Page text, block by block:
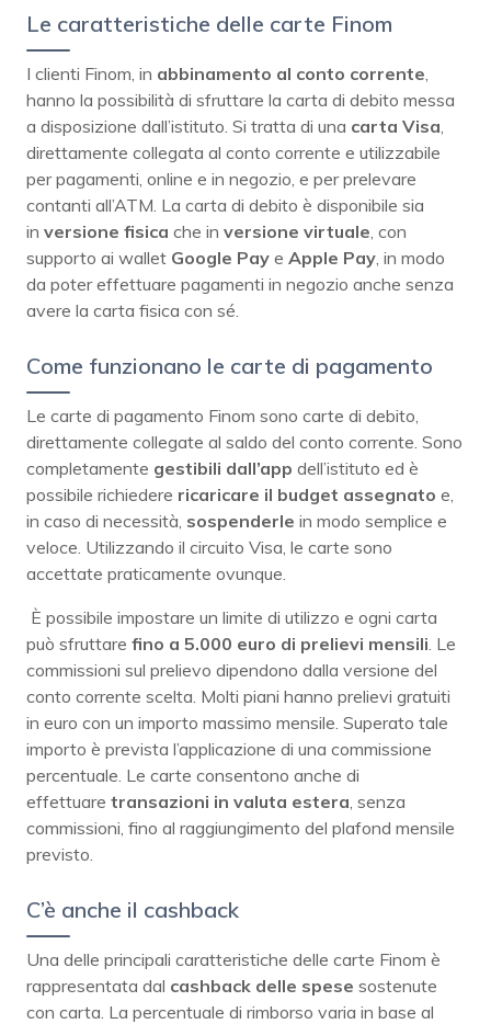
Le caratteristiche delle carte Finom
I clienti Finom, in abbinamento al conto corrente
hanno la possibilità di sfruttare la carta di debito messa
a disposizione dall’istituto. Si tratta di una carta Visa
direttamente collegata al conto corrente e utilizzabile
per pagamenti, online e in negozio, e per prelevare
contanti all’ATM. La carta di debito è disponibile sia
in versione fisica che in versione virtuale , con
supporto ai wallet Google Pay e Apple Pay , in modo
da poter effettuare pagamenti in negozio anche senza
avere la carta fisica con sé.
Come funzionano le carte di pagamento
Le carte di pagamento Finom sono carte di debito,
direttamente collegate al saldo del conto corrente. Sono
completamente gestibili dall’app dell’istituto ed è
possibile richiedere ricaricare il budget assegnato e,
in caso di necessità, sospenderle in modo semplice e
veloce. Utilizzando il circuito Visa, le carte sono
accettate praticamente ovunque.
È possibile impostare un limite di utilizzo e ogni carta
può sfruttare fino a 5.000 euro di prelievi mensili . Le
commissioni sul prelievo dipendono dalla versione del
conto corrente scelta. Molti piani hanno prelievi gratuiti
in euro con un importo massimo mensile. Superato tale
importo è prevista l’applicazione di una commissione
percentuale. Le carte consentono anche di
effettuare transazioni in valuta estera , senza
commissioni, fino al raggiungimento del plafond mensile
previsto.
C’è anche il cashback
Una delle principali caratteristiche delle carte Finom è
rappresentata dal cashback delle spese sostenute
con carta. La percentuale di rimborso varia in base al